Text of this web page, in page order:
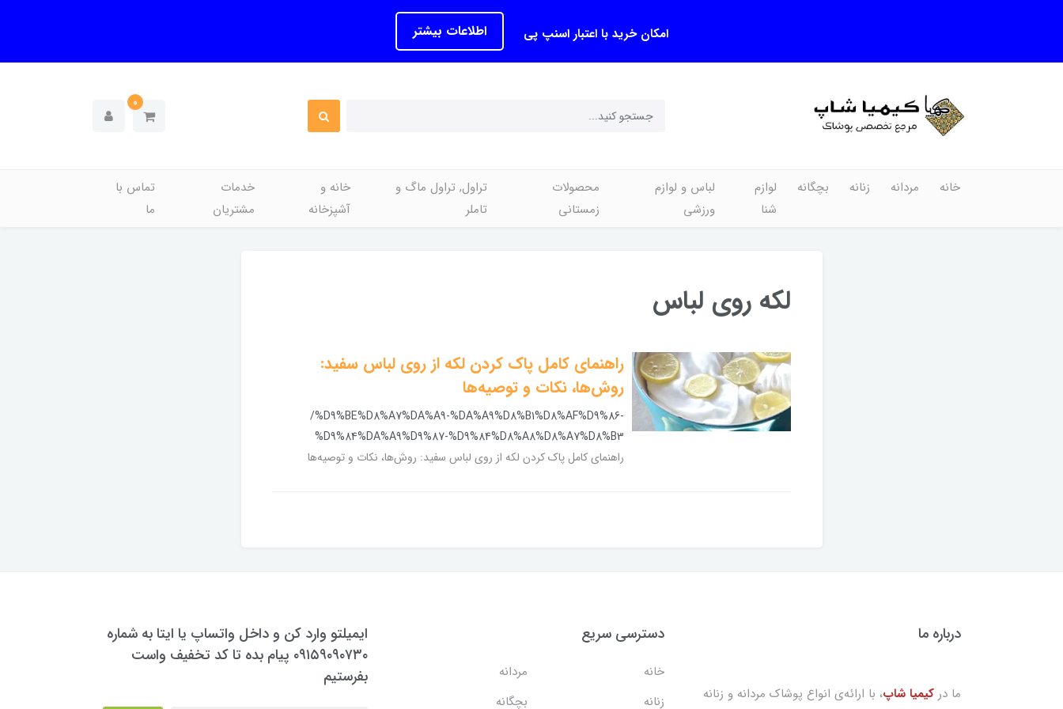
امکان خرید با اعتبار اسنپ پی اطلاعات بیشتر
0
خانه مردانه زنانه بچگانه
لوازم
شنا
لباس و لوازم
ورزشی
محصولات
زمستانی
تراول, تراول ماگ و
تاملر
خانه و
آشپزخانه
خدمات
مشتریان
تماس با
ما
لکه روی لباس
راهنمای کامل پاک کردن لکه از روی لباس سفید:
روش‌ها، نکات و توصیه‌ها
/%D9%BE%D8%A7%DA%A9-%DA%A9%D8%B1%D8%AF%D9%86-
%D9%84%DA%A9%D9%87-%D9%84%D8%A8%D8%A7%D8%B3
راهنمای کامل پاک کردن لکه از روی لباس سفید: روش‌ها، نکات و توصیه‌ها
درباره ما
ما درکیمیا شاپ، با ارائه‌ی انواع پوشاک مردانه و زنانه
دسترسی سریع
خانه
مردانه
زنانه
بچگانه
ایمیلتو وارد کن و داخل واتساپ یا ایتا به شماره
۰۹۱۵۹۰۹۰۷۳۰ پیام بده تا کد تخفیف واست
بفرستیم